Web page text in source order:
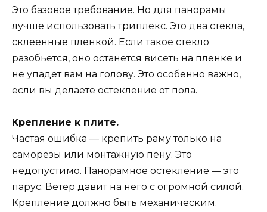
Это базовое требование. Но для панорамы
лучше использовать триплекс. Это два стекла,
склеенные пленкой. Если такое стекло
разобьется, оно останется висеть на пленке и
не упадет вам на голову. Это особенно важно,
если вы делаете остекление от пола.
Крепление к плите.
Частая ошибка — крепить раму только на
саморезы или монтажную пену. Это
недопустимо. Панорамное остекление — это
парус. Ветер давит на него с огромной силой.
Крепление должно быть механическим.